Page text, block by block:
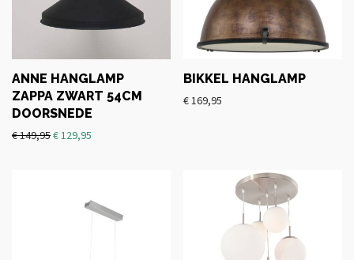
ANNE HANGLAMP
ZAPPA ZWART 54CM
DOORSNEDE
€149,95€129,95
BIKKEL HANGLAMP
€169,95